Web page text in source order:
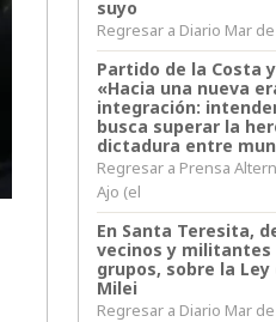
suyo
Regresar a Diario Mar
Partido de la Costa
«Hacia una nueva
integración:
busca superar la
dictadura entre
Regresar a Prensa
Ajo (el
En Santa Teresita,
vecinos y militantes
grupos, sobre la Ley
Milei
Regresar a Diario Mar